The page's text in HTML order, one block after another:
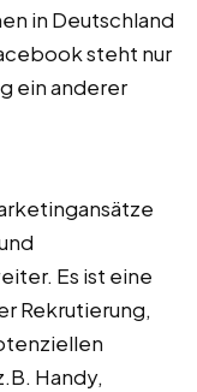
in Deutschland
steht nur
ein anderer
Es ist eine
Rekrutierung,
Handy,